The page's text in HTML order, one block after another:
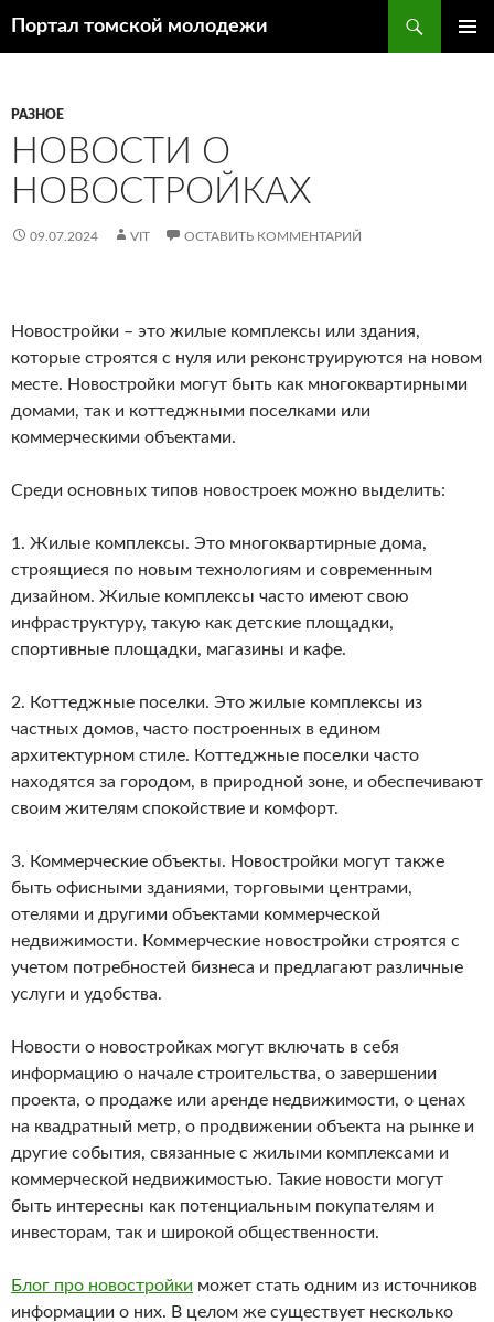
Портал томской молодежи
РАЗНОЕ
НОВОСТИ О
НОВОСТРОЙКАХ
09.07.2024 VIT ОСТАВИТЬ КОММЕНТАРИЙ
Новостройки – это жилые комплексы или здания,
которые строятся с нуля или реконструируются на новом
месте. Новостройки могут быть как многоквартирными
домами, так и коттеджными поселками или
коммерческими объектами.
Среди основных типов новостроек можно выделить:
1. Жилые комплексы. Это многоквартирные дома,
строящиеся по новым технологиям и современным
дизайном. Жилые комплексы часто имеют свою
инфраструктуру, такую как детские площадки,
спортивные площадки, магазины и кафе.
2. Коттеджные поселки. Это жилые комплексы из
частных домов, часто построенных в едином
архитектурном стиле. Коттеджные поселки часто
находятся за городом, в природной зоне, и обеспечивают
своим жителям спокойствие и комфорт.
3. Коммерческие объекты. Новостройки могут также
быть офисными зданиями, торговыми центрами,
отелями и другими объектами коммерческой
недвижимости. Коммерческие новостройки строятся с
учетом потребностей бизнеса и предлагают различные
услуги и удобства.
Новости о новостройках могут включать в себя
информацию о начале строительства, о завершении
проекта, о продаже или аренде недвижимости, о ценах
на квадратный метр, о продвижении объекта на рынке и
другие события, связанные с жилыми комплексами и
коммерческой недвижимостью. Такие новости могут
быть интересны как потенциальным покупателям и
инвесторам, так и широкой общественности.
Блог про новостройки может стать одним из источников
информации о них. В целом же существует несколько